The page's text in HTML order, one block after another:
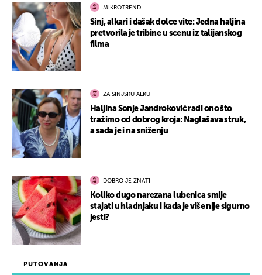
PUTOVANJA
MIKROTREND
Sinj, alkari i dašak dolce vite: Jedna haljina
pretvorila je tribine u scenu iz talijanskog
filma
ZA SINJSKU ALKU
Haljina Sonje Jandroković radi ono što
tražimo od dobrog kroja: Naglašava struk,
a sada je i na sniženju
DOBRO JE ZNATI
Koliko dugo narezana lubenica smije
stajati u hladnjaku i kada je više nije sigurno
jesti?